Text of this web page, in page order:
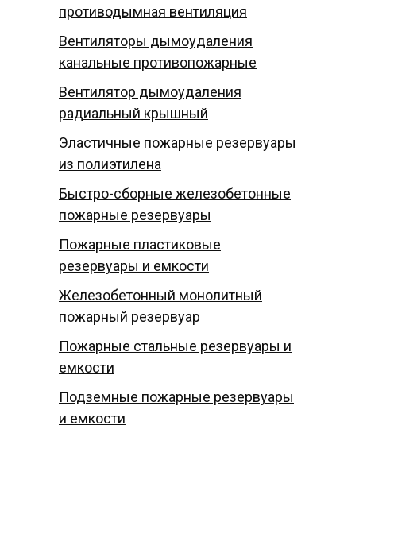
противодымная вентиляция
Вентиляторы дымоудаления
канальные противопожарные
Вентилятор дымоудаления
радиальный крышный
Эластичные пожарные резервуары
из полиэтилена
Быстро-сборные железобетонные
пожарные резервуары
Пожарные пластиковые
резервуары и емкости
Железобетонный монолитный
пожарный резервуар
Пожарные стальные резервуары и
емкости
Подземные пожарные резервуары
и емкости